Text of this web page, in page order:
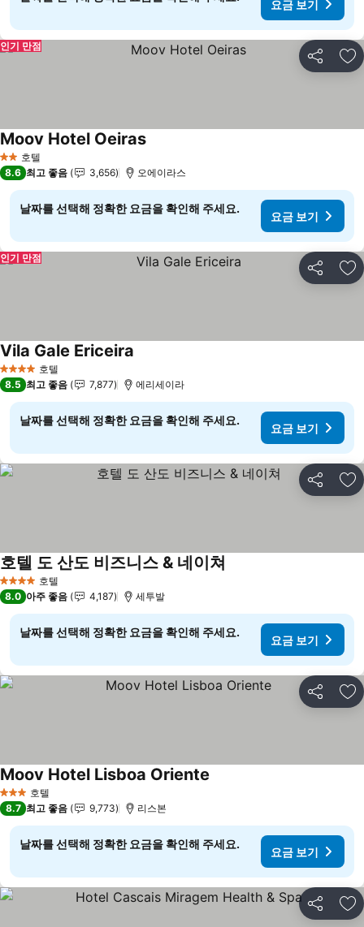
요금 보기
공유 즐
인기 만점
2 성급호텔
Moov Hotel Oeiras요금 보기
8.6 최고 좋음 3,656 오에이라스
날짜를 선택해 정확한 요금을 확인해 주세요.
요금 보기
공유 즐
인기 만점
4 성급 호텔
Vila Gale Ericeira
8.5 최고 좋음 7,877 에리세이라
날짜를 선택해 정확한 요금을 확인해 주세요.
요금 보기
공유 즐
4 성급 호텔
호텔 도 산도 비즈니스 & 네이쳐
8.0 아주 좋음 4,187 세투발
날짜를 선택해 정확한 요금을 확인해 주세요.
요금 보기
공유 즐
3 성급 호텔
Moov Hotel Lisboa Oriente
8.7 최고 좋음 9,773 리스본
날짜를 선택해 정확한 요금을 확인해 주세요.
요금 보기
공유 즐